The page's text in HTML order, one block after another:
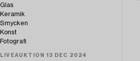
Glas
Keramik
Smycken
Konst
Fotografi
LIVEAUKTION 13 DEC 2024